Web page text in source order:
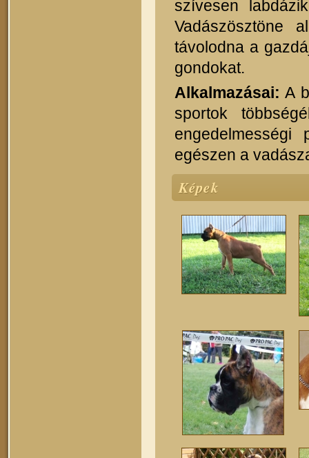
szívesen
Vadászösztöne
távolodna a
gondokat.
Alkalmazásai: A
sportok
egészen a
Képek